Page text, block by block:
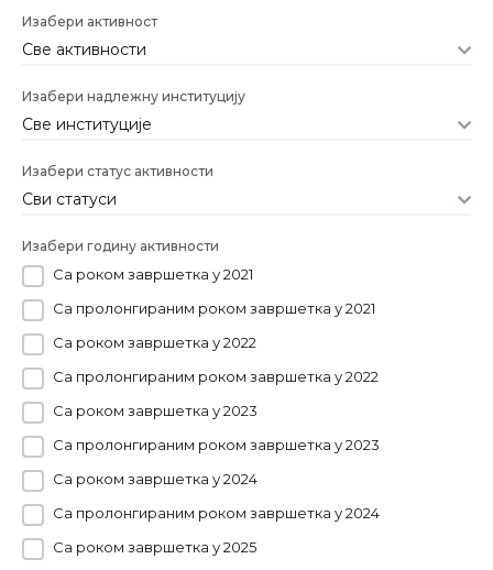
Изабери активност
Изабери надлежну институцију
Изабери статус активности
Изабери годину активности
Са роком завршетка у 2021
Са пролонгираним роком завршетка у 2021
Са роком завршетка у 2022
Са пролонгираним роком завршетка у 2022
Са роком завршетка у 2023
Са пролонгираним роком завршетка у 2023
Са роком завршетка у 2024
Са пролонгираним роком завршетка у 2024
Са роком завршетка у 2025